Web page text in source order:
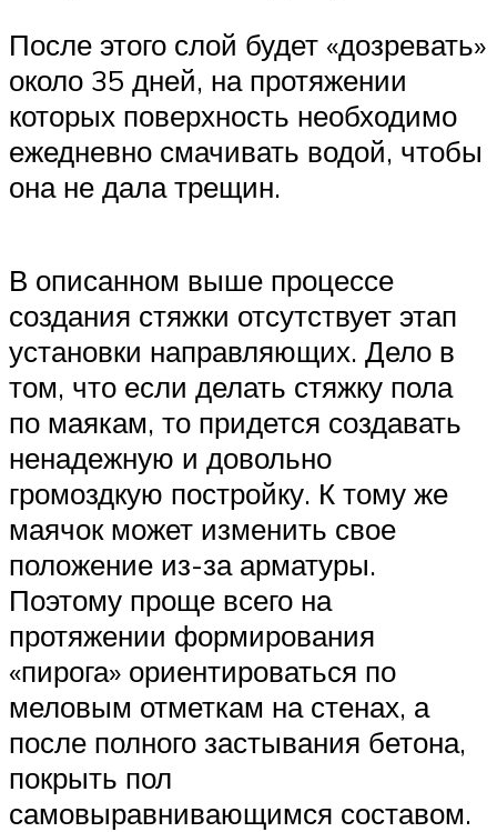
После этого слой будет «дозревать»
около 35 дней, на протяжении
которых поверхность необходимо
ежедневно смачивать водой, чтобы
она не дала трещин.
В описанном выше процессе
создания стяжки отсутствует этап
установки направляющих. Дело в
том, что если делать стяжку пола
по маякам, то придется создавать
ненадежную и довольно
громоздкую постройку. К тому же
маячок может изменить свое
положение из-за арматуры.
Поэтому проще всего на
протяжении формирования
«пирога» ориентироваться по
меловым отметкам на стенах, а
после полного застывания бетона,
покрыть пол
самовыравнивающимся составом.